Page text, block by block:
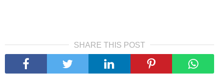
SHARE THIS POST